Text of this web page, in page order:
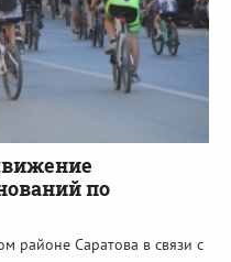
по
районе Саратова в связи с